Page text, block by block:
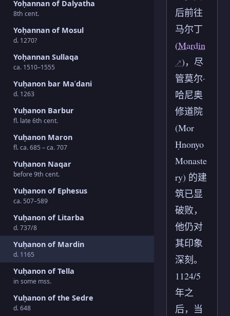
Yoḥannan of Dalyatha
8th cent.
Yoḥannan of Mosul
d. 1270?
Yoḥannan Sullaqa
ca. 1510–1555
Yuḥanon bar Maʿdani
d. 1263
Yuḥanon Barbur
fl. late 6th cent.
Yuḥanon Maron
fl. ca. 685 – ca. 707
Yuḥanon Naqar
before 9th cent.
Yuḥanon of Ephesus
ca. 507–589
Yuḥanon of Litarba
d. 737/8
Yuḥanon of Mardin
d. 1165
Yuḥanon of Tella
in some mss.
Yuḥanon of the Sedre
d. 648
后前往
马尔丁
(Mardin
)，尽
管莫尔·
哈尼奥
修道院
(Mor
Ḥnonyo
Monaste
ry) 的建
筑已显
破败，
他仍对
其印象
深刻。
1124/5
年之
后，当